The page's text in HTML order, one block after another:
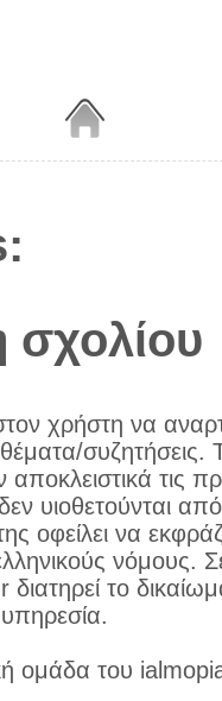
σχολίου
χρήστη να
συζητήσεις.
τις
υιοθετούνται
οφείλει να
νόμους.
το
ομάδα του